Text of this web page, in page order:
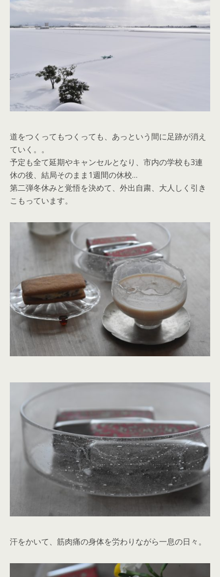
道をつくってもつくっても、あっという間に足跡が消え
ていく。。
予定も全て延期やキャンセルとなり、市内の学校も3連
休の後、結局そのまま1週間の休校…
第二弾冬休みと覚悟を決めて、外出自粛、大人しく引き
こもっています。
汗をかいて、筋肉痛の身体を労わりながら一息の日々。